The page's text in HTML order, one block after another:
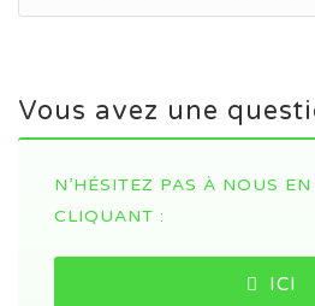
Vous avez une
N’HÉSITEZ PAS À NOUS
CLIQUANT :
ICI